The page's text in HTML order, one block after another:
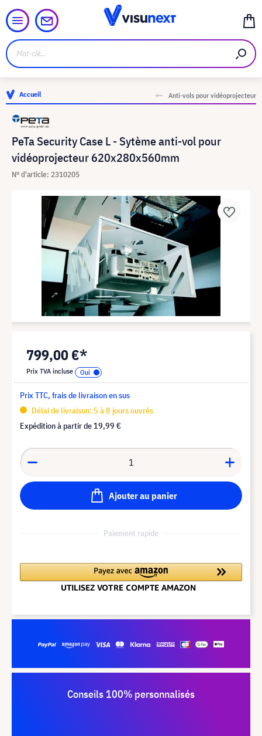
Accueil Anti-vols pour vidéoprojecteur
PeTa Security Case L - Sytème anti-vol pour
vidéoprojecteur 620x280x560mm
N° d'article: 2310205
799,00 €*
Prix TVA incluse
Prix TTC, frais de livraison en sus
Délai de livraison: 5 à 8 jours ouvrés
Expédition à partir de 19,99 €
Ajouter au panier
Paiement rapide
Conseils 100% personnalisés